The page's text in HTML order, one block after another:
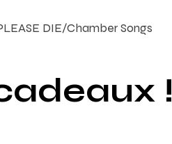
DIE/Chamber Songs
!